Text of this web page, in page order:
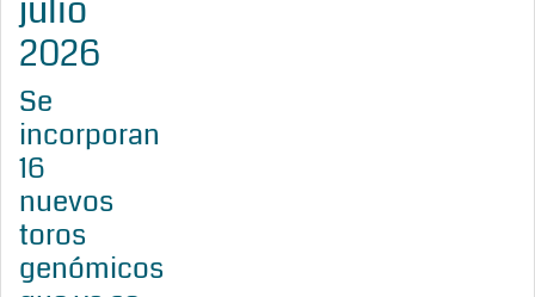
julio
2026
Se
incorporan
16
nuevos
toros
genómicos